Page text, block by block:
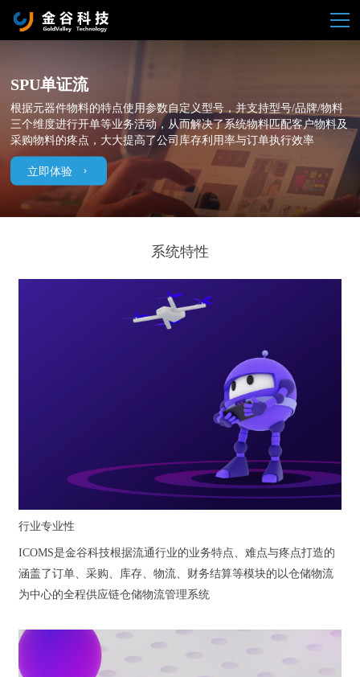
SPU单证流
根据元器件物料的特点使用参数自定义型号，并支持型号/品牌/物料
三个维度进行开单等业务活动，从而解决了系统物料匹配客户物料及
采购物料的疼点，大大提高了公司库存利用率与订单执行效率
立即体验
系统特性
行业专业性
ICOMS是金谷科技根据流通行业的业务特点、难点与疼点打造的
涵盖了订单、采购、库存、物流、财务结算等模块的以仓储物流
为中心的全程供应链仓储物流管理系统